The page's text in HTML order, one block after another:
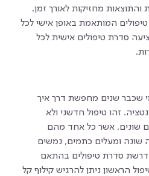
והתוצאות מחזיקות לאורך זמן.
המותאמת באופן אישי לכל
סדרת טיפולים אישית לכל
שכבר שנים מחפשת דרך איך
זהו טיפול חדשני ולא
שונים, אשר כל אחד מהם
שונה ומעלים כתמים, נמשים
סדרת טיפולים בהתאם
הראשון ניתן להרגיש קילוף קל